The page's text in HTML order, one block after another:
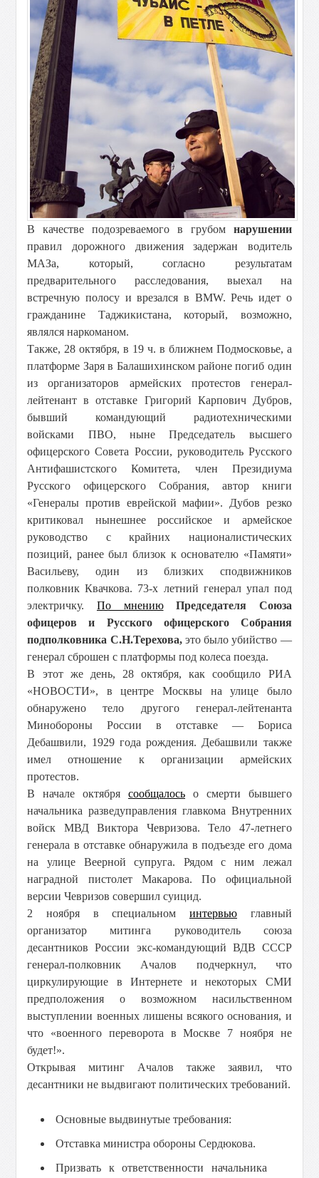
В качестве подозреваемого в грубомнарушении
правил дорожного движения задержан водитель
МАЗа, который, согласно результатам
предварительного расследования, выехал на
встречную полосу и врезался в BMW. Речь идет о
гражданине Таджикистана, который, возможно,
являлся наркоманом.
Также, 28 октября, в 19 ч. в ближнем Подмосковье, а
платформе Заря в Балашихинском районе погиб один
из организаторов армейских протестов генерал-
лейтенант в отставке Григорий Карпович Дубров,
бывший командующий радиотехническими
войсками ПВО, ныне Председатель высшего
офицерского Совета России, руководитель Русского
Антифашистского Комитета, член Президиума
Русского офицерского Собрания, автор книги
«Генералы против еврейской мафии». Дубов резко
критиковал нынешнее российское и армейское
руководство с крайних националистических
позиций, ранее был близок к основателю «Памяти»
Васильеву, один из близких сподвижников
полковник Квачкова. 73-х летний генерал упал под
электричку. По мнению
Председателя Союза
офицеров и Русского офицерского Собрания
подполковника С.Н.Терехова, это было убийство —
генерал сброшен с платформы под колеса поезда.
В этот же день, 28 октября, как сообщило РИА
«НОВОСТИ», в центре Москвы на улице было
обнаружено тело другого генерал-лейтенанта
Минобороны России в отставке — Бориса
Дебашвили, 1929 года рождения. Дебашвили также
имел отношение к организации армейских
протестов.
В начале октября сообщалось о смерти бывшего
начальника разведуправления главкома Внутренних
войск МВД Виктора Чевризова. Тело 47-летнего
генерала в отставке обнаружила в подъезде его дома
на улице Веерной супруга. Рядом с ним лежал
наградной пистолет Макарова. По официальной
версии Чевризов совершил суицид.
2 ноября в специальном интервьюглавный
организатор митинга руководитель союза
десантников России экс-командующий ВДВ СССР
генерал-полковник Ачалов подчеркнул, что
циркулирующие в Интернете и некоторых СМИ
предположения о возможном насильственном
выступлении военных лишены всякого основания, и
что «военного переворота в Москве 7 ноября не
будет!».
Открывая митинг Ачалов также заявил, что
десантники не выдвигают политических требований.
Основные выдвинутые требования:
Отставка министра обороны Сердюкова.
Призвать к ответственности начальника